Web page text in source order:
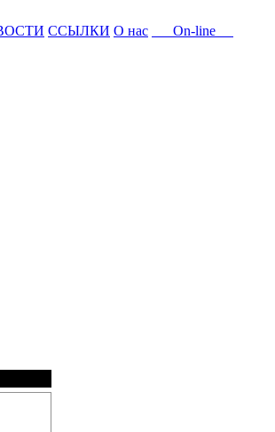
ССЫЛКИ О нас On-line